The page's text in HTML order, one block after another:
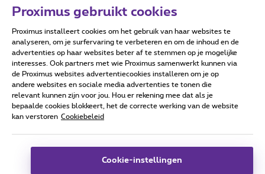
Forumvoorwaarden Accessibility statement
Alle rechten voorbehouden. © Proximus
Algemene voorwaarden, consumenteninfo
Deze website is gecreëerd en wordt beheerd conform het
Proximus gebruikt cookies
Proximus installeert cookies om het gebruik van haar websites te
analyseren, om je surfervaring te verbeteren en om de inhoud en de
advertenties op haar websites beter af te stemmen op je mogelijke
interesses. Ook partners met wie Proximus samenwerkt kunnen via
de Proximus websites advertentiecookies installeren om je op
andere websites en sociale media advertenties te tonen die
relevant kunnen zijn voor jou. Hou er rekening mee dat als je
bepaalde cookies blokkeert, het de correcte werking van de website
kan verstoren Cookiebeleid
Cookie-instellingen